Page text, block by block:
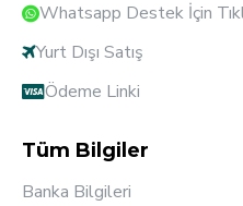
Whatsapp Destek İçin
Yurt Dışı Satış
Ödeme Linki
Tüm Bilgiler
Banka Bilgileri